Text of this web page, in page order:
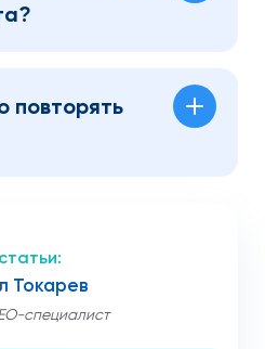
повторять
Токарев
специалист